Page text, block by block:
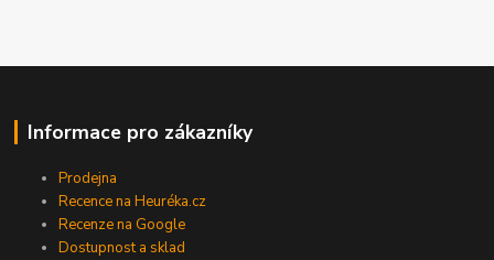
Informace pro zákazníky
Prodejna
Recence na Heuréka.cz
Recenze na Google
Dostupnost a sklad